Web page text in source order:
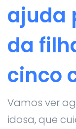
ajuda
da
cinco
Vamos ver
idosa, que